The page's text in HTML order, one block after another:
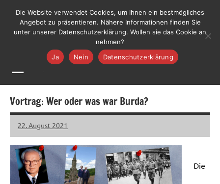
springen
LiLO
Liste
Lebenswerte
Ortenau
Jetzt mitmachen
Vortrag: Wer oder was war Burda?
22. August 2021
LiLO
Keine
Kommentare
Die
Die Website verwendet Cookies, um Ihnen ein bestmögliches
Angebot zu präsentieren. Nähere Informationen finden Sie
unter unserer Datenschutzerklärung. Wollen sie das Cookie an
nehmen?
Ja
Nein Datenschutzerklärung